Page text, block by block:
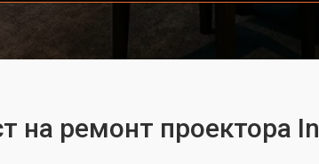
на ремонт проектора